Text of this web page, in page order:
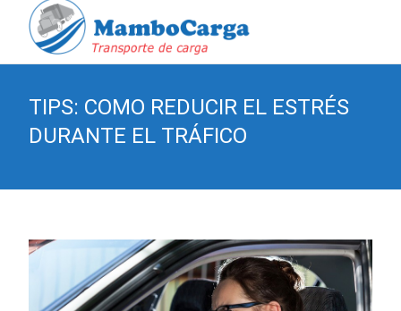
TIPS: COMO REDUCIR EL ESTRÉS
DURANTE EL TRÁFICO